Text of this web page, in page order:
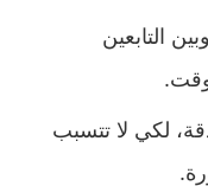
التابعين
وقت.
لكي لا تتسبب